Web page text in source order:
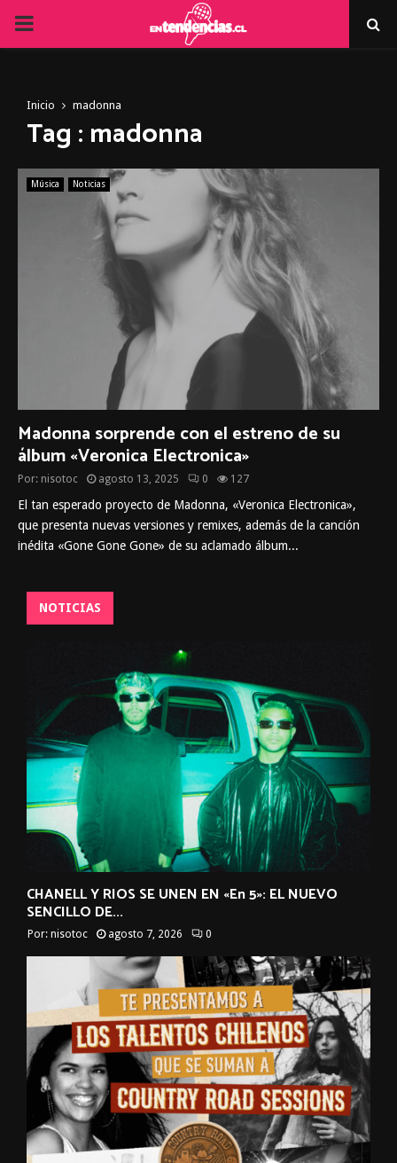
PRIMARY
Inicio madonna
Tag : madonna
Música Noticias
Madonna sorprende con el estreno de su
álbum «Veronica Electronica»
Por: nisotoc agosto 13, 2025 0 127
El tan esperado proyecto de Madonna, «Veronica Electronica»,
que presenta nuevas versiones y remixes, además de la canción
inédita «Gone Gone Gone» de su aclamado álbum...
NOTICIAS
CHANELL Y RIOS SE UNEN EN «En 5»: EL NUEVO
SENCILLO DE...
Por: nisotoc agosto 7, 2026 0